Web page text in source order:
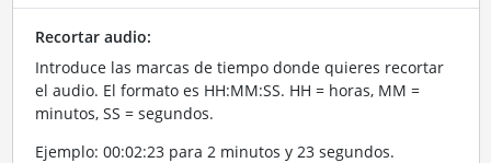
Recortar audio:
Introduce las marcas de tiempo donde quieres recortar
el audio. El formato es HH:MM:SS. HH = horas, MM =
minutos, SS = segundos.
Ejemplo: 00:02:23 para 2 minutos y 23 segundos.